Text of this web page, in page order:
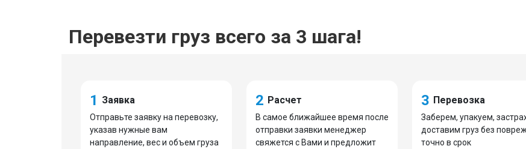
Перевезти груз всего за 3 шага!
1 Заявка
Отправьте заявку на перевозку,
указав нужные вам
направление, вес и объем груза
2 Расчет
В самое ближайшее время после
отправки заявки менеджер
свяжется с Вами и предложит
3 Перевозка
Заберем, упакуем,
доставим груз без
точно в срок